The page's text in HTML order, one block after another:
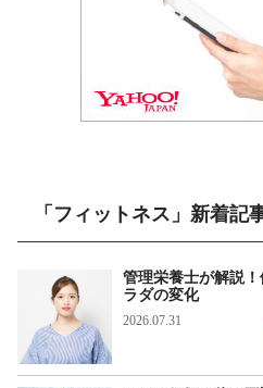
「フィットネス」新着記
管理栄養士が解説
ラダの変化
2026.07.31